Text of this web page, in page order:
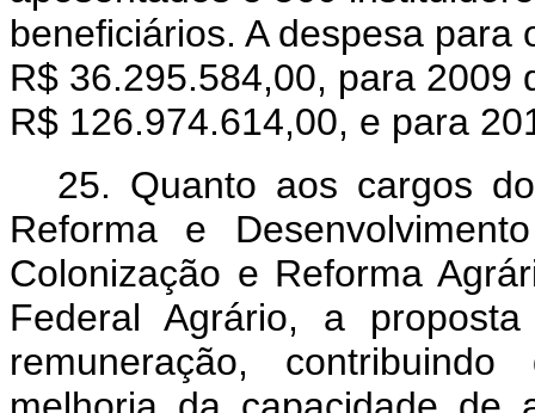
beneficiários. A despesa
R$ 36.295.584,00, para 2009
R$ 126.974.614,00, e para
25. Quanto aos cargos
Reforma e
Colonização e Reforma
Federal Agrário, a
remuneração,